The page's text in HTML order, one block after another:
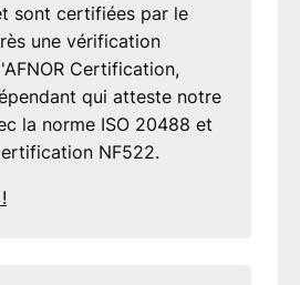
sont certifiées par le
une vérification
Certification,
qui atteste notre
la norme ISO 20488 et
NF522.